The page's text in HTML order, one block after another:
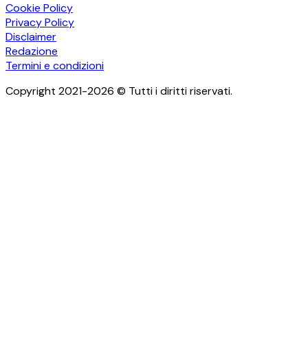
Cookie Policy
Privacy Policy
Disclaimer
Redazione
Termini e condizioni
Copyright 2021-2026 © Tutti i diritti riservati.